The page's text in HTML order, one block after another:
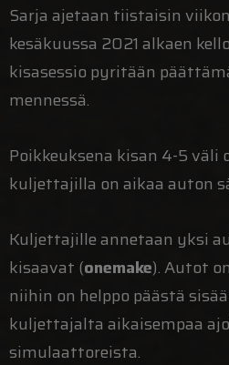
Sarja ajetaan tiistaisin
kesäkuussa 2021 alkaen
kisasessio pyritään
mennessä.
Poikkeuksena kisan 4-5 väli
kuljettajilla on aikaa auton
Kuljettajille annetaan yksi
kisaavat (onemake). Autot
niihin on helppo päästä
kuljettajalta aikaisempaa
simulaattoreista.